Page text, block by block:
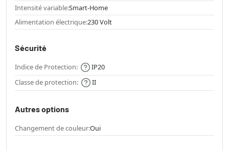
Intensité variable:Smart-Home
Alimentation électrique:230 Volt
Sécurité
Indice de Protection:
IP20
Classe de protection:
II
Autres options
Changement de couleur:Oui